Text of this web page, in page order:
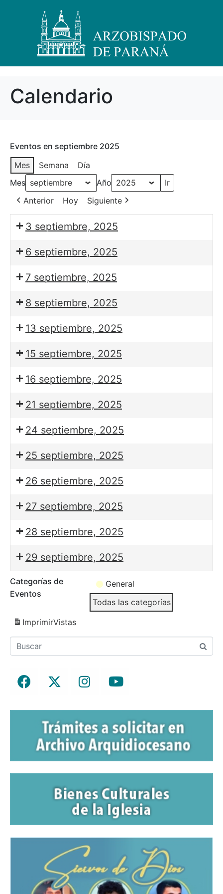
Calendario
Eventos en septiembre 2025
Mes
Semana
Día
Mes
Año
Anterior
Hoy Siguiente
3 septiembre, 2025
6 septiembre, 2025
7 septiembre, 2025
8 septiembre, 2025
13 septiembre, 2025
15 septiembre, 2025
16 septiembre, 2025
21 septiembre, 2025
24 septiembre, 2025
25 septiembre, 2025
26 septiembre, 2025
27 septiembre, 2025
28 septiembre, 2025
29 septiembre, 2025
Categorías de
Eventos
General
Todas las categorías
ImprimirVistas